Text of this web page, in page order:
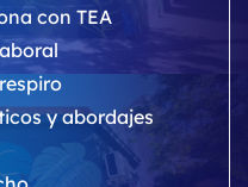
con TEA
y abordajes